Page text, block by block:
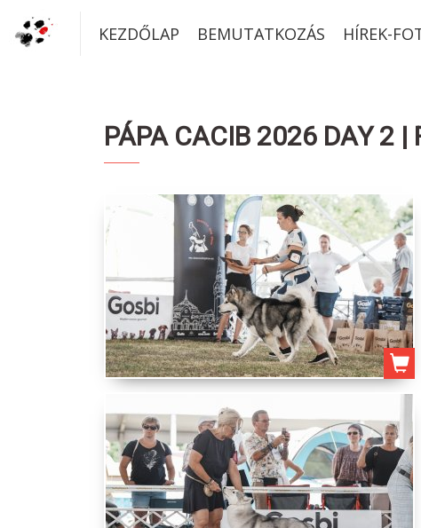
KEZDŐLAP BEMUTATKOZÁS HÍREK-
PÁPA CACIB 2026 DAY 2 |